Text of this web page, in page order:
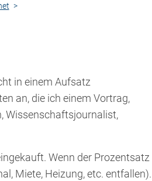
in einem Aufsatz
an, die ich einem Vortrag,
Wissenschaftsjournalist,
Wenn der Prozentsatz
Miete, Heizung, etc. entfallen).